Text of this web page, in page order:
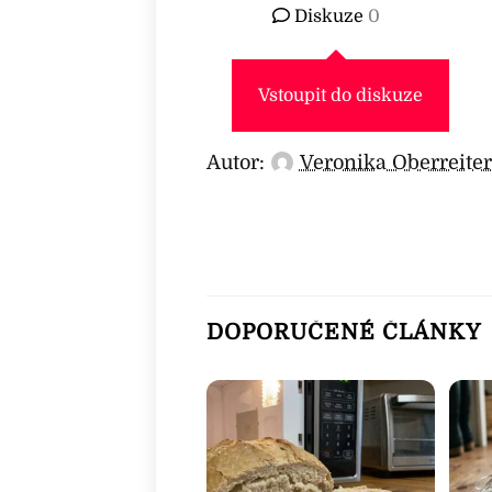
Diskuze 0
Vstoupit do diskuze
Autor: Veronika
DOPORUČENÉ ČLÁNKY